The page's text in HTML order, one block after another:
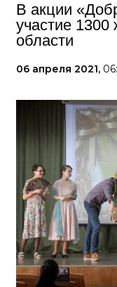
В акции
участие 1300
области
06 апреля 2021,